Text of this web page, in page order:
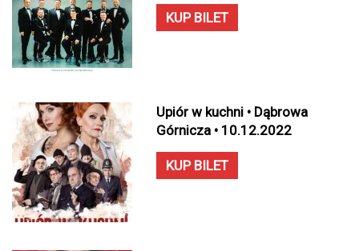
KUP BILET
Upiór w kuchni • Dąbrowa
Górnicza • 10.12.2022
KUP BILET